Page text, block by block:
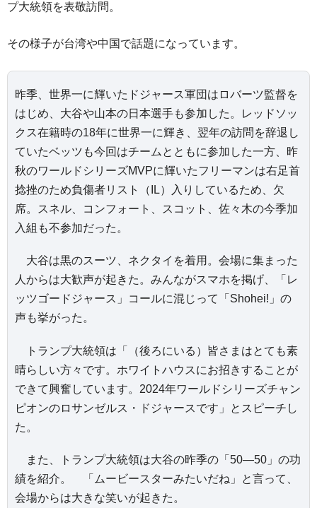
プ大統領を表敬訪問。
その様子が台湾や中国で話題になっています。
昨季、世界一に輝いたドジャース軍団はロバーツ監督を
はじめ、大谷や山本の日本選手も参加した。レッドソッ
クス在籍時の18年に世界一に輝き、翌年の訪問を辞退し
ていたベッツも今回はチームとともに参加した一方、昨
秋のワールドシリーズMVPに輝いたフリーマンは右足首
捻挫のため負傷者リスト（IL）入りしているため、欠
席。スネル、コンフォート、スコット、佐々木の今季加
入組も不参加だった。
大谷は黒のスーツ、ネクタイを着用。会場に集まった
人からは大歓声が起きた。みんながスマホを掲げ、「レ
ッツゴードジャース」コールに混じって「Shohei!」の
声も挙がった。
トランプ大統領は「（後ろにいる）皆さまはとても素
晴らしい方々です。ホワイトハウスにお招きすることが
できて興奮しています。2024年ワールドシリーズチャン
ピオンのロサンゼルス・ドジャースです」とスピーチし
た。
また、トランプ大統領は大谷の昨季の「50―50」の功
績を紹介。 「ムービースターみたいだね」と言って、
会場からは大きな笑いが起きた。